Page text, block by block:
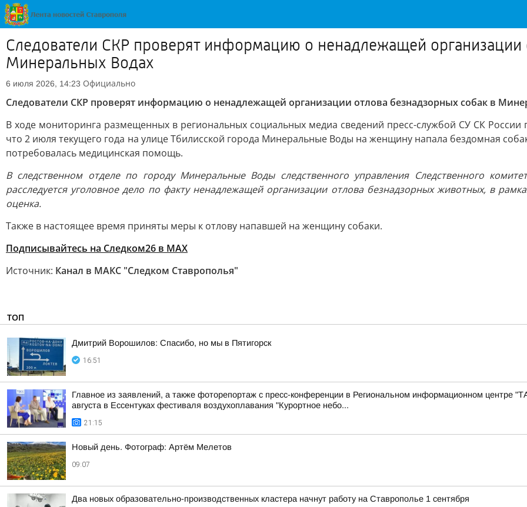
Следователи СКР проверят информацию о ненадлежащей организации
Минеральных Водах
6 июля 2026, 14:23 Официально
Следователи СКР проверят информацию о ненадлежащей организации отлова безнадзорных собак в
В ходе мониторинга размещенных в региональных социальных медиа сведений пресс-службой СУ СК
что 2 июля текущего года на улице Тбилисской города Минеральные Воды на женщину напала бездомная
потребовалась медицинская помощь.
В следственном отделе по городу Минеральные Воды следственного управления Следственного
расследуется уголовное дело по факту ненадлежащей организации отлова безнадзорных животных, в
оценка.
Также в настоящее время приняты меры к отлову напавшей на женщину собаки.
Подписывайтесь на Следком26 в МАХ
Источник: Канал в МАКС "Следком Ставрополья"
ТОП
Дмитрий Ворошилов: Спасибо, но мы в Пятигорск
16:51
Главное из заявлений, а также фоторепортаж с пресс-конференции в Региональном информационном центре
августа в Ессентуках фестиваля воздухоплавания "Курортное небо...
21:15
Новый день. Фотограф: Артём Мелетов
09:07
Два новых образовательно-производственных кластера начнут работу на Ставрополье 1 сентября